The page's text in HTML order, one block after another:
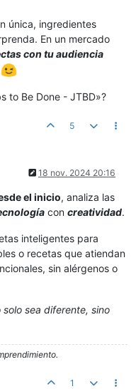
única, ingredientes
En un mercado
con tu audiencia
to Be Done - JTBD»?
5
18 nov. 2024 20:16
el inicio, analiza las
con creatividad.
inteligentes para
o recetas que atiendan
sin alérgenos o
sea diferente, sino
1